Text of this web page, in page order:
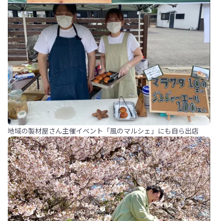
地域の製材屋さん主催イベント「風のマルシェ」にも自ら出店